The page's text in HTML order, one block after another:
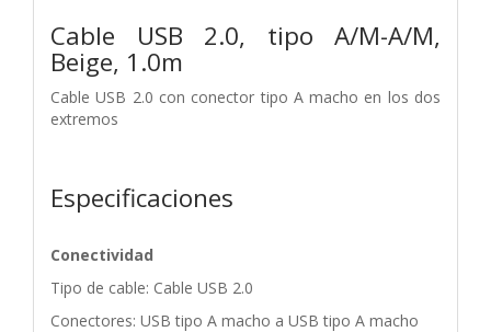
Cable USB 2.0, tipo A/M-A/M,
Beige, 1.0m
Cable USB 2.0 con conector tipo A macho en los dos
extremos
Especificaciones
Conectividad
Tipo de cable: Cable USB 2.0
Conectores: USB tipo A macho a USB tipo A macho